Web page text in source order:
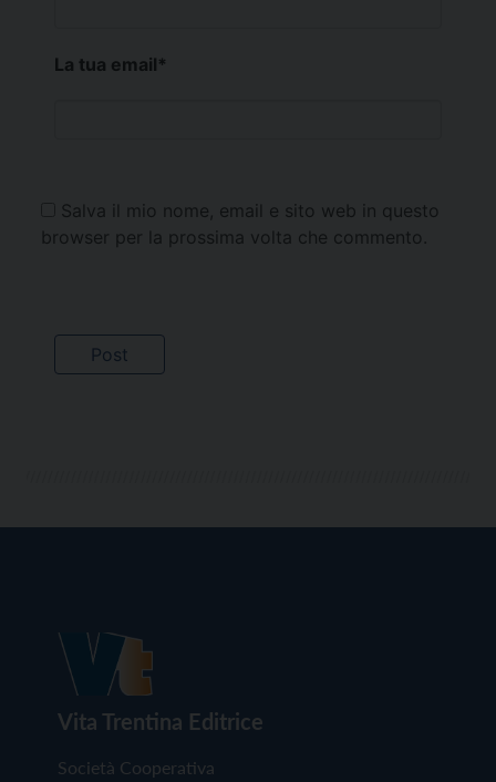
La tua email*
Salva il mio nome, email e sito web in questo
browser per la prossima volta che commento.
Vita Trentina Editrice
Società Cooperativa